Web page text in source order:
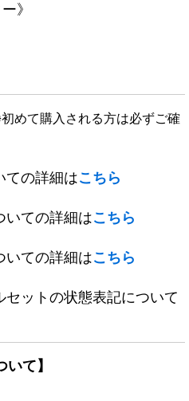
》
めて購入される方は必ずご確
ての詳細はこちら
ての詳細はこちら
ての詳細はこちら
ットの状態表記について
て】